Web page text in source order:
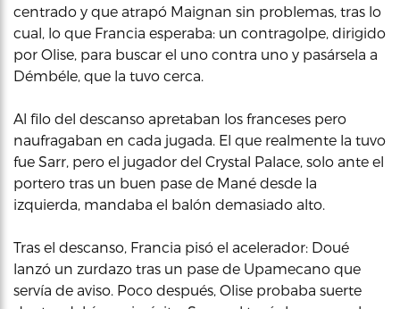
centrado y que atrapó Maignan sin problemas, tras lo
cual, lo que Francia esperaba: un contragolpe, dirigido
por Olise, para buscar el uno contra uno y pasársela a
Démbéle, que la tuvo cerca.
Al filo del descanso apretaban los franceses pero
naufragaban en cada jugada. El que realmente la tuvo
fue Sarr, pero el jugador del Crystal Palace, solo ante el
portero tras un buen pase de Mané desde la
izquierda, mandaba el balón demasiado alto.
Tras el descanso, Francia pisó el acelerador: Doué
lanzó un zurdazo tras un pase de Upamecano que
servía de aviso. Poco después, Olise probaba suerte